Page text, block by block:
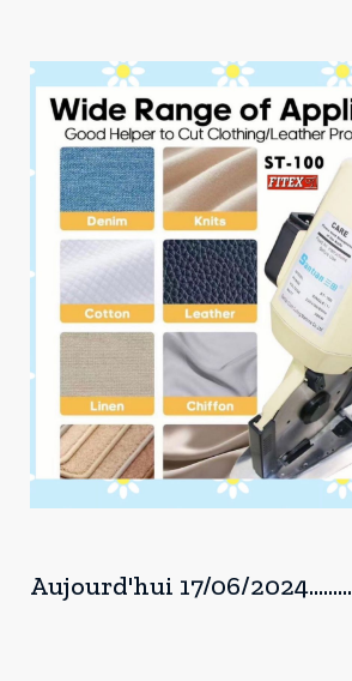
Aujourd'hui 17/06/2024.........